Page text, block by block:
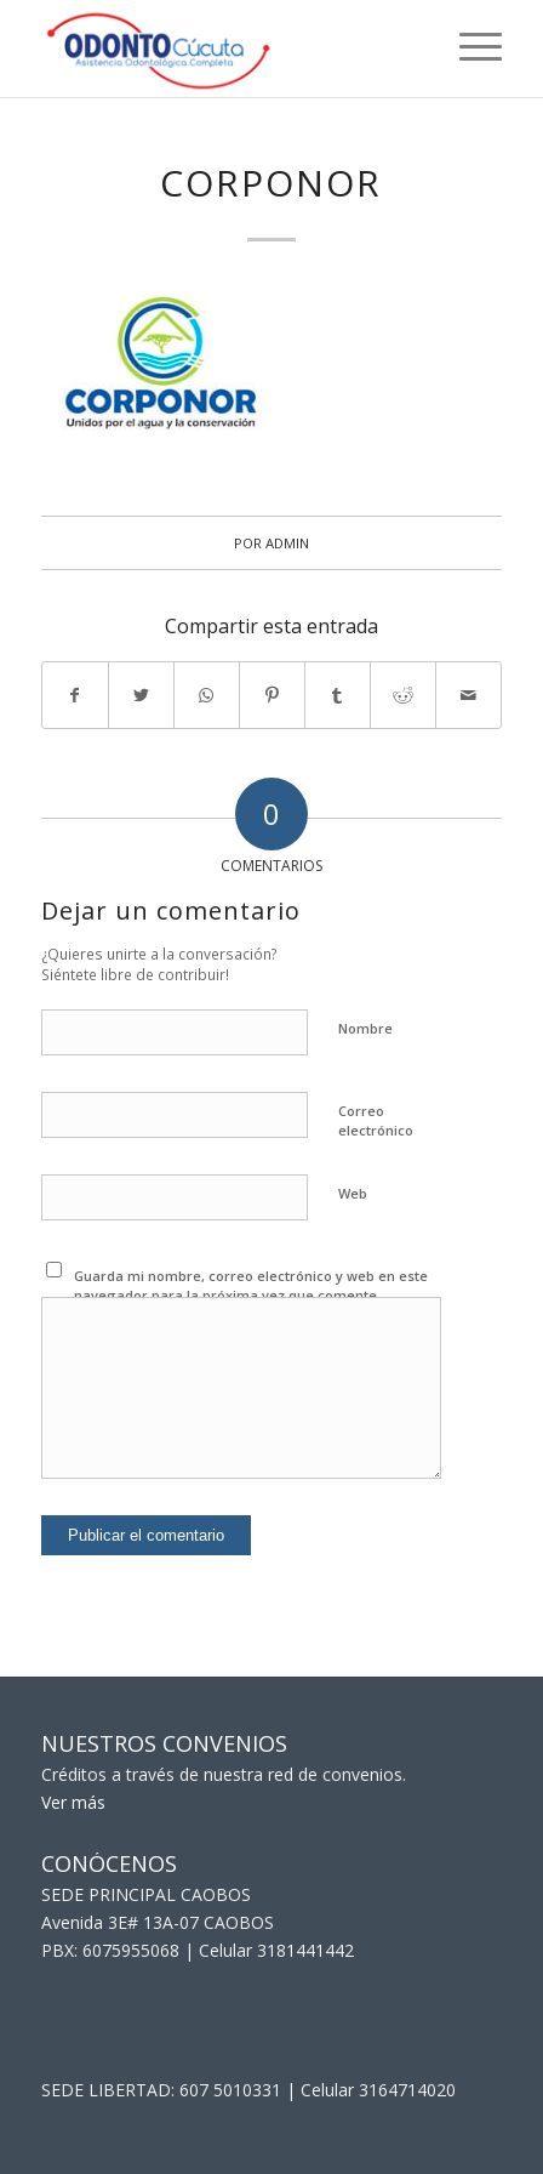
CORPONOR
POR ADMIN
Compartir esta entrada
0
COMENTARIOS
Dejar un comentario
¿Quieres unirte a la conversación?
Siéntete libre de contribuir!
Nombre
Correo
electrónico
Web
Guarda mi nombre, correo electrónico y web en este
navegador para la próxima vez que comente.
NUESTROS CONVENIOS
Créditos a través de nuestra red de convenios.
Ver más
CONÓCENOS
SEDE PRINCIPAL CAOBOS
Avenida 3E# 13A-07 CAOBOS
PBX: 6075955068 | Celular 3181441442
SEDE LIBERTAD: 607 5010331 | Celular 3164714020